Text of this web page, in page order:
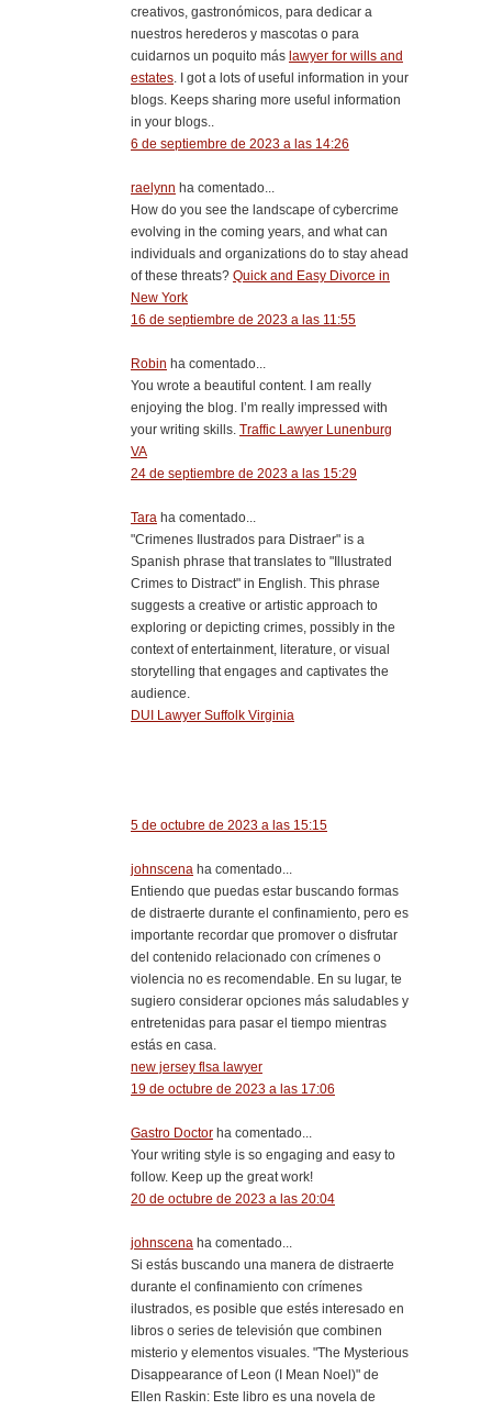
creativos, gastronómicos, para dedicar a
nuestros herederos y mascotas o para
cuidarnos un poquito más lawyer for wills and
estates. I got a lots of useful information in your
blogs. Keeps sharing more useful information
in your blogs..
6 de septiembre de 2023 a las 14:26
raelynn ha comentado...
How do you see the landscape of cybercrime
evolving in the coming years, and what can
individuals and organizations do to stay ahead
of these threats? Quick and Easy Divorce in
New York
16 de septiembre de 2023 a las 11:55
Robin ha comentado...
You wrote a beautiful content. I am really
enjoying the blog. I’m really impressed with
your writing skills. Traffic Lawyer Lunenburg
VA
24 de septiembre de 2023 a las 15:29
Tara ha comentado...
"Crimenes Ilustrados para Distraer" is a
Spanish phrase that translates to "Illustrated
Crimes to Distract" in English. This phrase
suggests a creative or artistic approach to
exploring or depicting crimes, possibly in the
context of entertainment, literature, or visual
storytelling that engages and captivates the
audience.
DUI Lawyer Suffolk Virginia
5 de octubre de 2023 a las 15:15
johnscena ha comentado...
Entiendo que puedas estar buscando formas
de distraerte durante el confinamiento, pero es
importante recordar que promover o disfrutar
del contenido relacionado con crímenes o
violencia no es recomendable. En su lugar, te
sugiero considerar opciones más saludables y
entretenidas para pasar el tiempo mientras
estás en casa.
new jersey flsa lawyer
19 de octubre de 2023 a las 17:06
Gastro Doctor ha comentado...
Your writing style is so engaging and easy to
follow. Keep up the great work!
20 de octubre de 2023 a las 20:04
johnscena ha comentado...
Si estás buscando una manera de distraerte
durante el confinamiento con crímenes
ilustrados, es posible que estés interesado en
libros o series de televisión que combinen
misterio y elementos visuales. "The Mysterious
Disappearance of Leon (I Mean Noel)" de
Ellen Raskin: Este libro es una novela de